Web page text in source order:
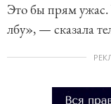
Это бы прям ужас.
лбу», — сказала